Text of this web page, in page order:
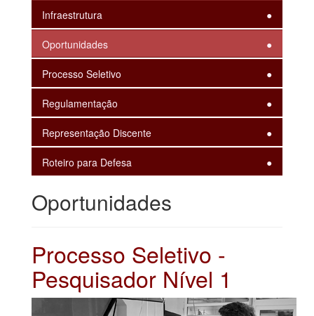
Infraestrutura
Oportunidades
Processo Seletivo
Regulamentação
Representação Discente
Roteiro para Defesa
Oportunidades
Processo Seletivo -
Pesquisador Nível 1